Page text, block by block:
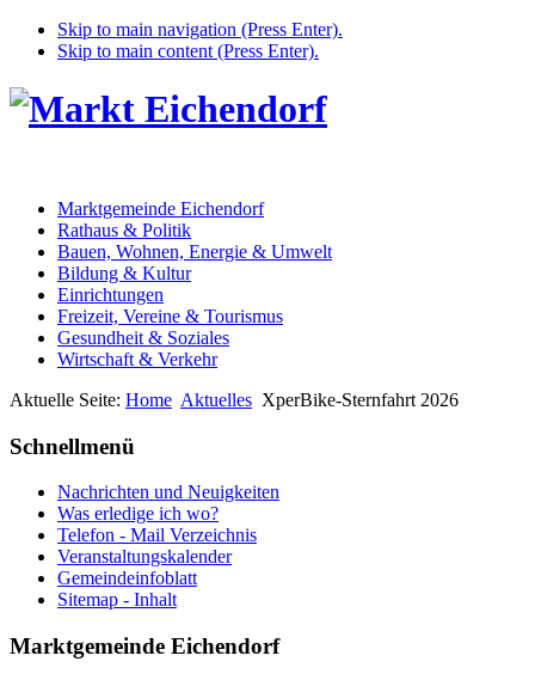
Skip to main navigation (Press Enter).
Skip to main content (Press Enter).
Marktgemeinde Eichendorf
Rathaus & Politik
Bauen, Wohnen, Energie & Umwelt
Bildung & Kultur
Einrichtungen
Freizeit, Vereine & Tourismus
Gesundheit & Soziales
Wirtschaft & Verkehr
Aktuelle Seite: Home Aktuelles XperBike-Sternfahrt 2026
Schnellmenü
Nachrichten und Neuigkeiten
Was erledige ich wo?
Telefon - Mail Verzeichnis
Veranstaltungskalender
Gemeindeinfoblatt
Sitemap - Inhalt
Marktgemeinde Eichendorf